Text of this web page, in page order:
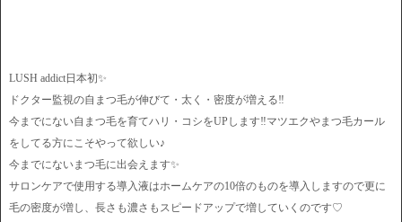
LUSH addict日本初✨
ドクター監視の自まつ毛が伸びて・太く・密度が増える‼️
今までにない自まつ毛を育てハリ・コシをUPします‼️マツエクやまつ毛カール
をしてる方にこそやって欲しい♪
今までにないまつ毛に出会えます✨
サロンケアで使用する導入液はホームケアの10倍のものを導入しますので更に
毛の密度が増し、長さも濃さもスピードアップで増していくのです♡